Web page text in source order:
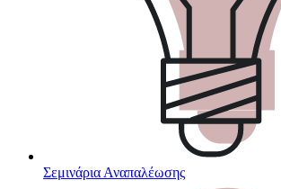
Σεμινάρια Αναπαλέωσης